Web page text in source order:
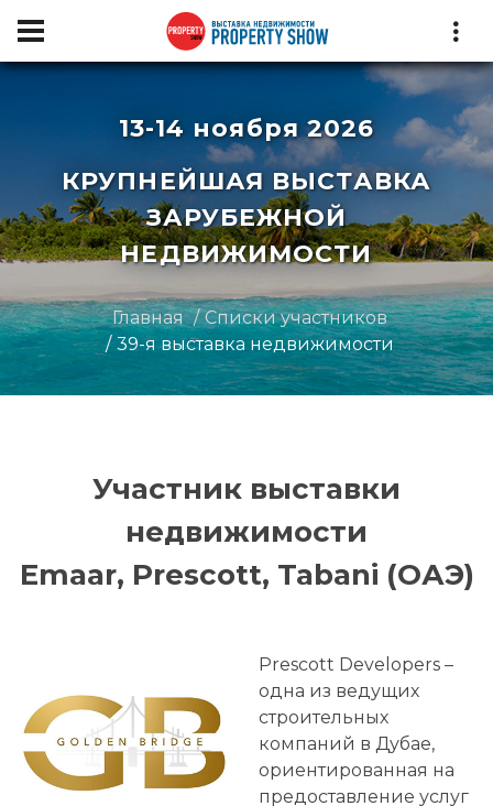
13-14 ноября 2026
КРУПНЕЙШАЯ ВЫСТАВКА
ЗАРУБЕЖНОЙ
НЕДВИЖИМОСТИ
Главная
Списки участников
39-я выставка недвижимости
Участник выставки
недвижимости
Emaar, Prescott, Tabani (ОАЭ)
Prescott Developers –
одна из ведущих
строительных
компаний в Дубае,
ориентированная на
предоставление услуг